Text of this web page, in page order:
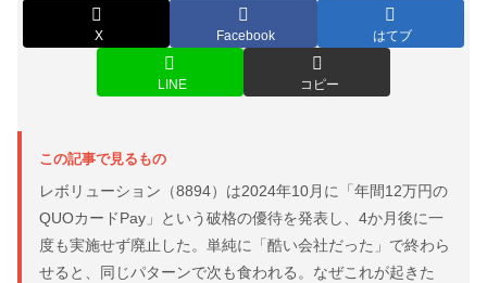
X Facebook はてブ
LINE コピー
この記事で見るもの
レボリューション（8894）は2024年10月に「年間12万円の
QUOカードPay」という破格の優待を発表し、4か月後に一
度も実施せず廃止した。単純に「酷い会社だった」で終わら
せると、同じパターンで次も食われる。なぜこれが起きた